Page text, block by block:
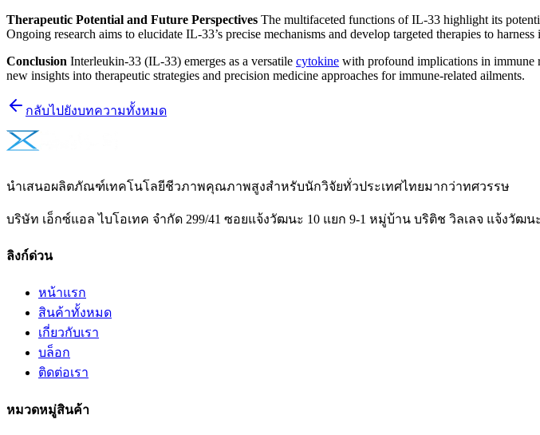
Therapeutic Potential and Future Perspectives The multifaceted functions of IL-33 highlight its
Ongoing research aims to elucidate IL-33’s precise mechanisms and develop targeted therapies to
Conclusion Interleukin-33 (IL-33) emerges as a versatile cytokine with profound implications in immune
new insights into therapeutic strategies and precision medicine approaches for immune-related ailments.
กลับไปยังบทความทั้งหมด
นำเสนอผลิตภัณฑ์เทคโนโลยีชีวภาพคุณภาพสูงสำหรับนักวิจัยทั่วประเทศไทยมากว่าทศวรรษ
บริษัท เอ็กซ์แอล ไบโอเทค จำกัด 299/41 ซอยแจ้งวัฒนะ 10 แยก 9-1 หมู่บ้าน บริติช วิลเลจ แจ้งวัฒ
ลิงก์ด่วน
หน้าแรก
สินค้าทั้งหมด
เกี่ยวกับเรา
บล็อก
ติดต่อเรา
หมวดหมู่สินค้า